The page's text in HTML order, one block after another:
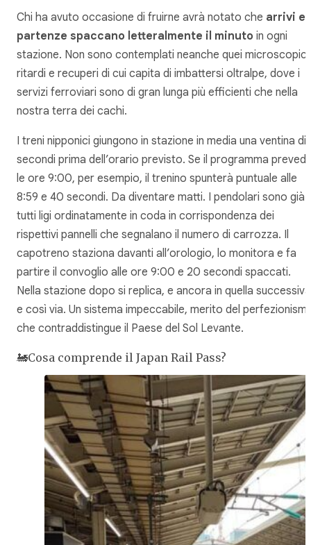
Chi ha avuto occasione di fruirne avrà notato che arrivi e
partenze spaccano letteralmente il minuto in ogni
stazione. Non sono contemplati neanche quei microscopici
ritardi e recuperi di cui capita di imbattersi oltralpe, dove i
servizi ferroviari sono di gran lunga più efficienti che nella
nostra terra dei cachi.
I treni nipponici giungono in stazione in media una ventina di
secondi prima dell’orario previsto. Se il programma
le ore 9:00, per esempio, il trenino spunterà puntuale alle
8:59 e 40 secondi. Da diventare matti. I pendolari sono già
tutti ligi ordinatamente in coda in corrispondenza dei
rispettivi pannelli che segnalano il numero di carrozza. Il
capotreno staziona davanti all’orologio, lo monitora e fa
partire il convoglio alle ore 9:00 e 20 secondi spaccati.
Nella stazione dopo si replica, e ancora in quella successiva
e così via. Un sistema impeccabile, merito del
che contraddistingue il Paese del Sol Levante.
🚂Cosa comprende il Japan Rail Pass?